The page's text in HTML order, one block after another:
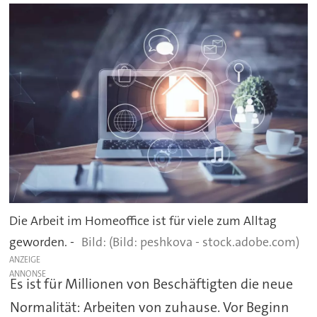
Die Arbeit im Homeoffice ist für viele zum Alltag
geworden. -
(Bild: peshkova - stock.adobe.com)
ANZEIGE
Es ist für Millionen von Beschäftigten die neue
Normalität: Arbeiten von zuhause. Vor Beginn